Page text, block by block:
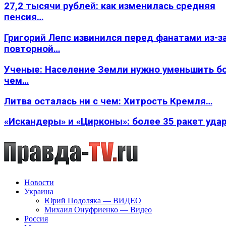
27,2 тысячи рублей: как изменилась средняя
пенсия…
Григорий Лепс извинился перед фанатами из-
повторной…
Ученые: Население Земли нужно уменьшить
чем…
Литва осталась ни с чем: Хитрость Кремля…
«Искандеры» и «Цирконы»: более 35 ракет
Новости
Украина
Юрий Подоляка — ВИДЕО
Михаил Онуфриенко — Видео
Россия